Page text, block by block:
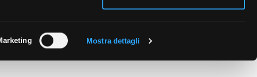
Mostra dettagli